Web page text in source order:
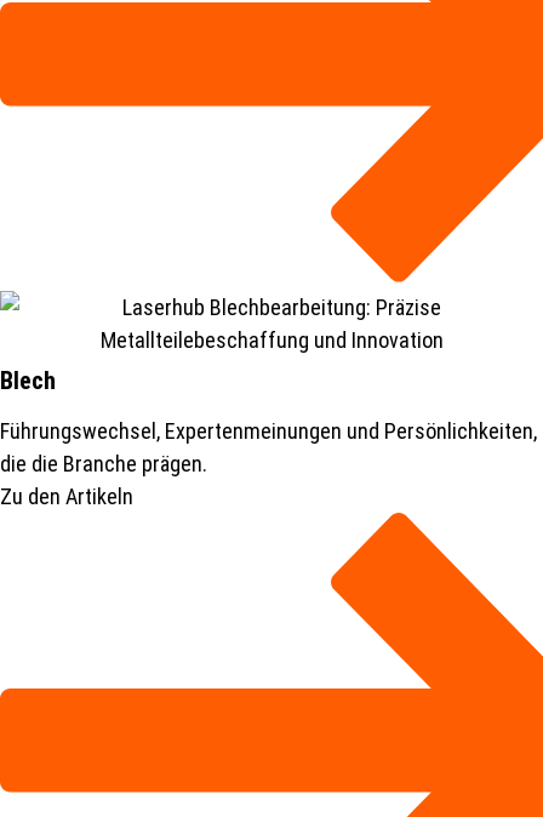
Blech
Führungswechsel, Expertenmeinungen und Persönlichkeiten,
die die Branche prägen.
Zu den Artikeln